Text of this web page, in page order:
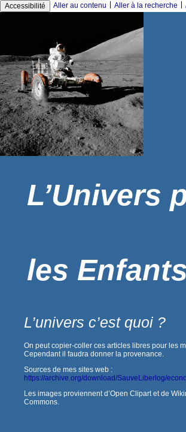
Accessibilité Aller au contenu Aller à la recherche
L’Univers
les Enfants
L’univers c’est quoi ?
On peut copier-coller ces articles libres pour les
Cependant il faudra donner la provenance.
Sources de mes sites web :
https://archive.org/download/SauveLiberlog/
Les images proviennent d’Open Clipart et de
Commons.